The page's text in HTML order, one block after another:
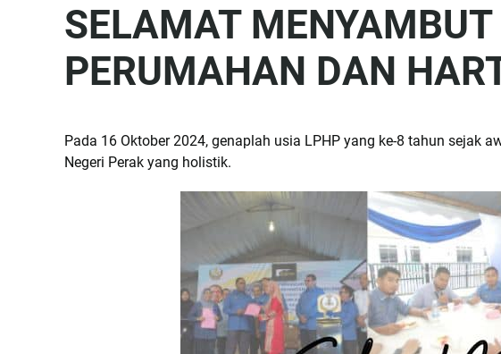
SELAMAT
PERUMAHAN DAN
Pada 16 Oktober 2024, genaplah usia LPHP yang ke-8 tahun sejak
Negeri Perak yang holistik.